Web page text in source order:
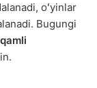
oʻyinlar
Bugungi